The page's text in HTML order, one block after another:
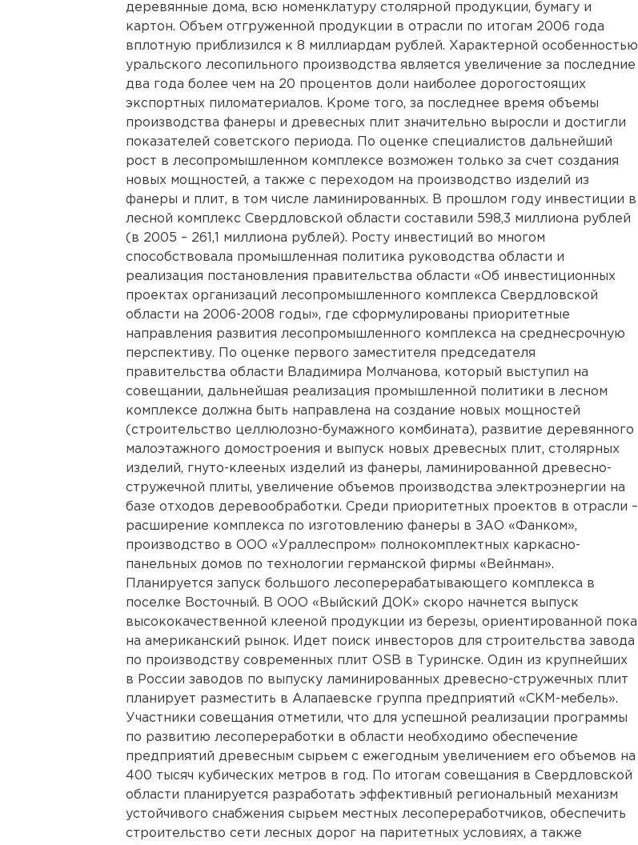
деревянные дома, всю номенклатуру столярной продукции, бумагу и
картон. Объем отгруженной продукции в отрасли по итогам 2006 года
вплотную приблизился к 8 миллиардам рублей. Характерной особенностью
уральского лесопильного производства является увеличение за последние
два года более чем на 20 процентов доли наиболее дорогостоящих
экспортных пиломатериалов. Кроме того, за последнее время объемы
производства фанеры и древесных плит значительно выросли и достигли
показателей советского периода. По оценке специалистов дальнейший
рост в лесопромышленном комплексе возможен только за счет создания
новых мощностей, а также с переходом на производство изделий из
фанеры и плит, в том числе ламинированных. В прошлом году инвестиции в
лесной комплекс Свердловской области составили 598,3 миллиона рублей
(в 2005 – 261,1 миллиона рублей). Росту инвестиций во многом
способствовала промышленная политика руководства области и
реализация постановления правительства области «Об инвестиционных
проектах организаций лесопромышленного комплекса Свердловской
области на 2006-2008 годы», где сформулированы приоритетные
направления развития лесопромышленного комплекса на среднесрочную
перспективу. По оценке первого заместителя председателя
правительства области Владимира Молчанова, который выступил на
совещании, дальнейшая реализация промышленной политики в лесном
комплексе должна быть направлена на создание новых мощностей
(строительство целлюлозно-бумажного комбината), развитие деревянного
малоэтажного домостроения и выпуск новых древесных плит, столярных
изделий, гнуто-клееных изделий из фанеры, ламинированной древесно-
стружечной плиты, увеличение объемов производства электроэнергии на
базе отходов деревообработки. Среди приоритетных проектов в отрасли –
расширение комплекса по изготовлению фанеры в ЗАО «Фанком»,
производство в ООО «Ураллеспром» полнокомплектных каркасно-
панельных домов по технологии германской фирмы «Вейнман».
Планируется запуск большого лесоперерабатывающего комплекса в
поселке Восточный. В ООО «Выйский ДОК» скоро начнется выпуск
высококачественной клееной продукции из березы, ориентированной пока
на американский рынок. Идет поиск инвесторов для строительства завода
по производству современных плит OSB в Туринске. Один из крупнейших
в России заводов по выпуску ламинированных древесно-стружечных плит
планирует разместить в Алапаевске группа предприятий «СКМ-мебель».
Участники совещания отметили, что для успешной реализации программы
по развитию лесопереработки в области необходимо обеспечение
предприятий древесным сырьем с ежегодным увеличением его объемов на
400 тысяч кубических метров в год. По итогам совещания в Свердловской
области планируется разработать эффективный региональный механизм
устойчивого снабжения сырьем местных лесопереработчиков, обеспечить
строительство сети лесных дорог на паритетных условиях, а также